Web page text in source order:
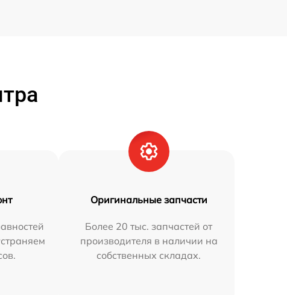
Оригинальные запчасти
Более 20 тыс. запчастей от
производителя в наличии на
собственных складах.